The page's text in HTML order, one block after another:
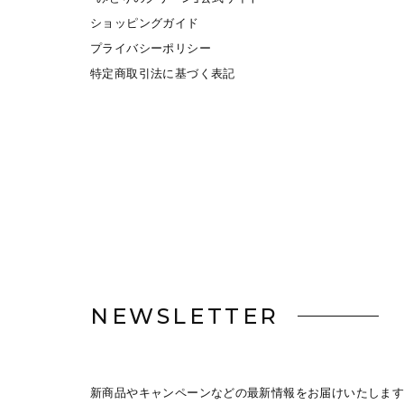
ショッピングガイド
プライバシーポリシー
特定商取引法に基づく表記
NEWSLETTER
新商品やキャンペーンなどの最新情報をお届けいたします